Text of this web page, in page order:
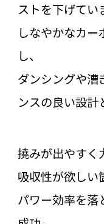
ストを下げてい
しなやかなカ
し、
ダンシングや漕
ンスの良い設計
撓みが出やすく
吸収性が欲しい
パワー効率を落